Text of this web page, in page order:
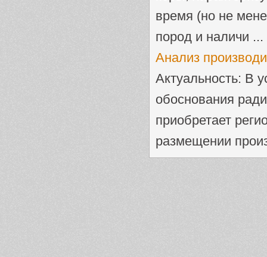
время (но не
пород и наличи ...
Анализ
Актуальность: В
обоснования
приобретает
размещении